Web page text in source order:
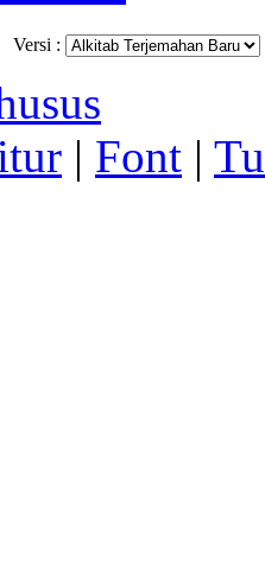
Versi :
| Font |